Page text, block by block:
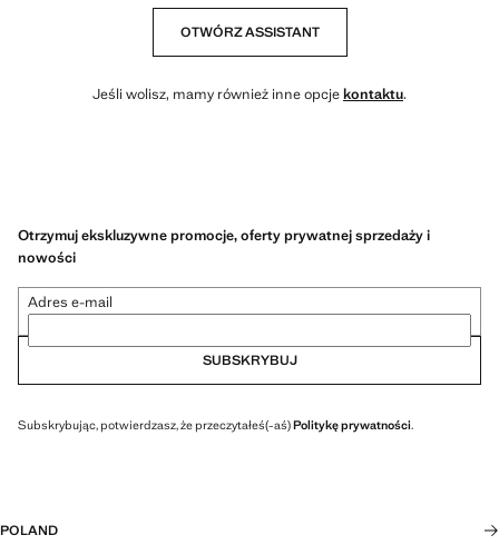
OTWÓRZ ASSISTANT
Jeśli wolisz, mamy również inne opcjekontaktu.
Otrzymuj ekskluzywne promocje, oferty prywatnej sprzedaży i
nowości
Adres e-mail
SUBSKRYBUJ
Subskrybując, potwierdzasz, że przeczytałeś(-aś)Politykę prywatności.
POLAND